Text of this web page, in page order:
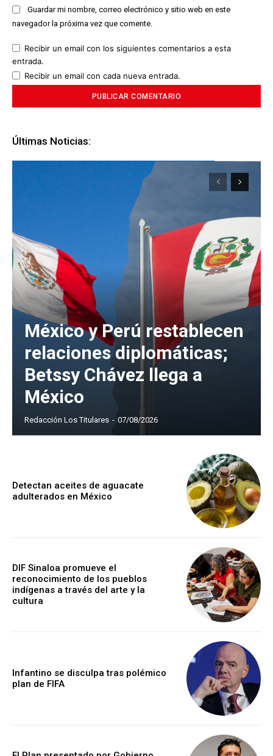
Guardar mi nombre, correo electrónico y sitio web en este
navegador la próxima vez que comente.
Recibir un email con los siguientes comentarios a esta
entrada.
Recibir un email con cada nueva entrada.
Últimas Noticias:
México y Perú restablecen
relaciones diplomáticas;
Betssy Chávez llega a
México
Redacción Los Titulares - 07/08/2026
Detectan aceites de aguacate
adulterados en México
DIF Sinaloa promueve el
reconocimiento de los pueblos
indígenas a través del arte y la
cultura
Infantino se disculpa tras polémico
plan de FIFA